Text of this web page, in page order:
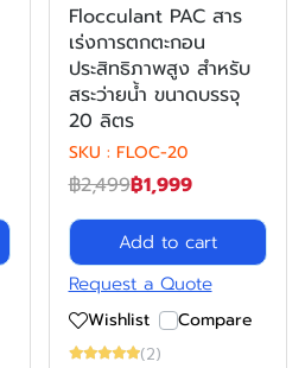
Flocculant PAC สาร
เร่งการตกตะกอน
ประสิทธิภาพสูง สำหรับ
สระว่ายน้ำ ขนาดบรรจุ
20 ลิตร
SKU : FLOC-20
฿2,499฿1,999
Add to cart
Request a Quote
Wishlist Compare
(2)